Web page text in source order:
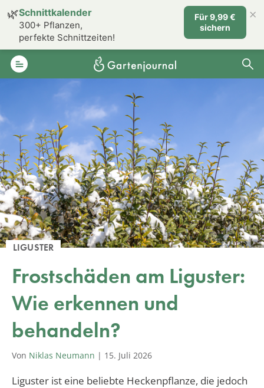
LIGUSTER
Frostschäden am Liguster:
Wie erkennen und
behandeln?
Von Niklas Neumann | 15. Juli 2026
Liguster ist eine beliebte Heckenpflanze, die jedoch
🌿Schnittkalender
300+ Pflanzen,
perfekte Schnittzeiten!
Für 9,99 €
sichern
×